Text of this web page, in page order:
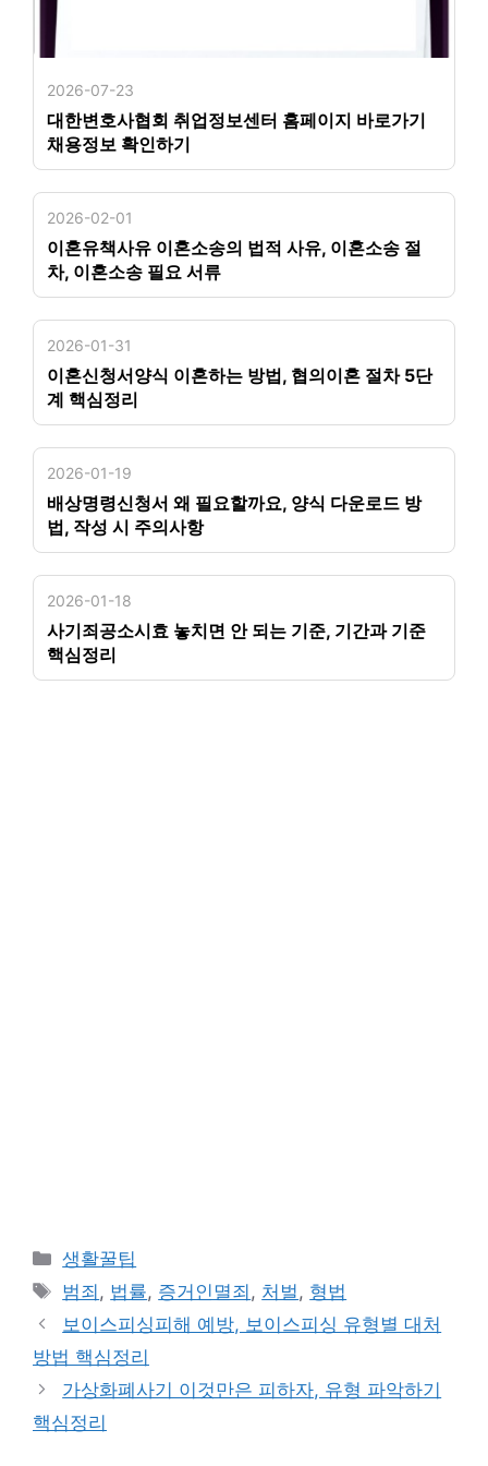
2026-07-23
대한변호사협회 취업정보센터 홈페이지 바로가기
채용정보 확인하기
2026-02-01
이혼유책사유 이혼소송의 법적 사유, 이혼소송 절
차, 이혼소송 필요 서류
2026-01-31
이혼신청서양식 이혼하는 방법, 협의이혼 절차 5단
계 핵심정리
2026-01-19
배상명령신청서 왜 필요할까요, 양식 다운로드 방
법, 작성 시 주의사항
2026-01-18
사기죄공소시효 놓치면 안 되는 기준, 기간과 기준
핵심정리
카
테
리
생활꿀팁
태
그
범죄 , 법률, 증거인멸죄 , 처벌, 형법
보이스피싱피해 예방, 보이스피싱 유형별 대처
방법 핵심정리
가상화폐사기 이것만은 피하자, 유형 파악하기
핵심정리